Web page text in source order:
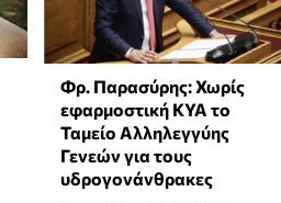
Φρ. Παρασύρης: Χωρίς
εφαρμοστική ΚΥΑ το
Ταμείο Αλληλεγγύης
Γενεών για τους
υδρογονάνθρακες